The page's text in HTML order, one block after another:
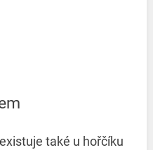
také u hořčíku